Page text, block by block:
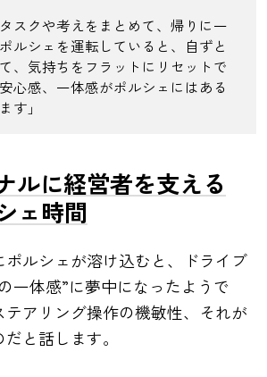
スクや考えをまとめて、帰りに一
ルシェを運転していると、自ずと
、気持ちをフラットにリセットで
心感、一体感がポルシェにはある
す」
ルに経営者を支える
ェ時間
ルシェが溶け込むと、ドライブ
一体感”に夢中になったようで
アリング操作の機敏性、それが
と話します。